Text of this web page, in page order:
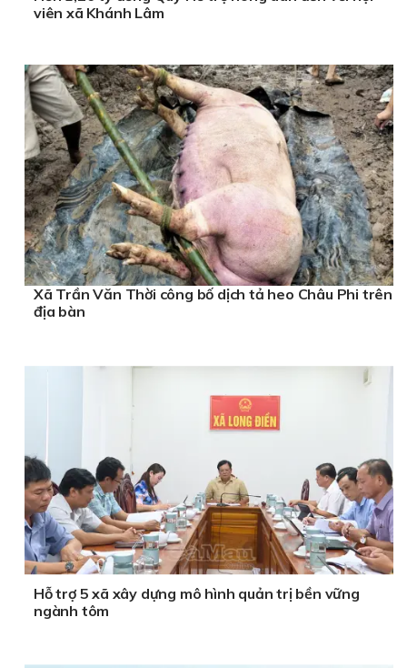
viên xã Khánh Lâm
Xã Trần Văn Thời công bố dịch tả heo Châu Phi trên
địa bàn
Hỗ trợ 5 xã xây dựng mô hình quản trị bền vững
ngành tôm